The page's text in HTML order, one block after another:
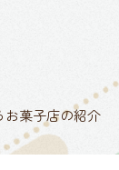
お菓子店の紹介